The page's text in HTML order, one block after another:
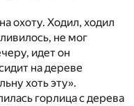
охоту. Ходил, ходил
не мог
идет он
на дереве
хоть эту».
горлица с дерева